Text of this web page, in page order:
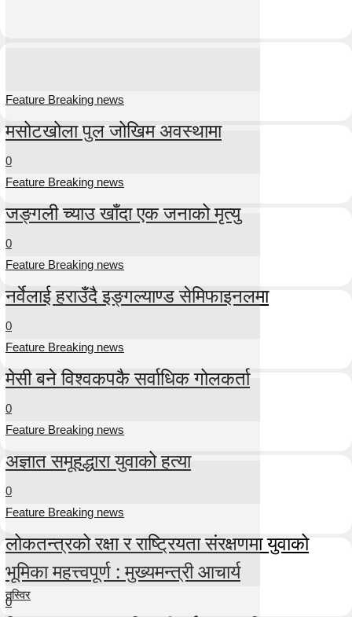
Feature Breaking news
मसोटखोला पुल जोखिम अवस्थामा
0
Feature Breaking news
जङ्गली च्याउ खाँदा एक जनाको मृत्यु
0
Feature Breaking news
नर्वेलाई हराउँदै इङ्गल्याण्ड सेमिफाइनलमा
0
Feature Breaking news
मेसी बने विश्वकपकै सर्वाधिक गोलकर्ता
0
Feature Breaking news
अज्ञात समूहद्धारा युवाको हत्या
0
Feature Breaking news
लोकतन्त्रको रक्षा र राष्ट्रियता संरक्षणमा युवाको
भूमिका महत्त्वपूर्ण : मुख्यमन्त्री आचार्य
0
तस्विर